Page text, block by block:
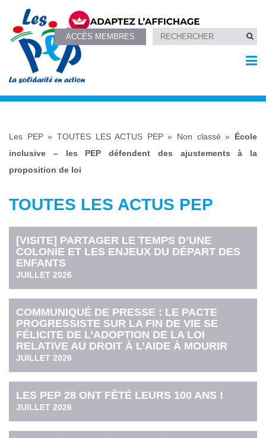
ACCÈS MEMBRES
Les PEP» TOUTES LES ACTUS PEP» Non classé » École
inclusive – les PEP défendent des ajustements à la
proposition de loi
TOUTES LES ACTUS PEP
[VISITE] PARTAGER LE TEMPS D’UNE
COLONIE ET LES ENJEUX DU DÉPART DES
ENFANTS
JUILLET 2026
COMMUNIQUÉ DE PRESSE : LE PACTE
PROGRESSISTE SUR LA FIN DE VIE SE
FÉLICITE DE L’ADOPTION DE LA LOI
RELATIVE AU DROIT À L’AIDE À MOURIR
JUILLET 2026
LES PEP 28 ONT FÊTÉ LEURS 100 ANS !
JUILLET 2026